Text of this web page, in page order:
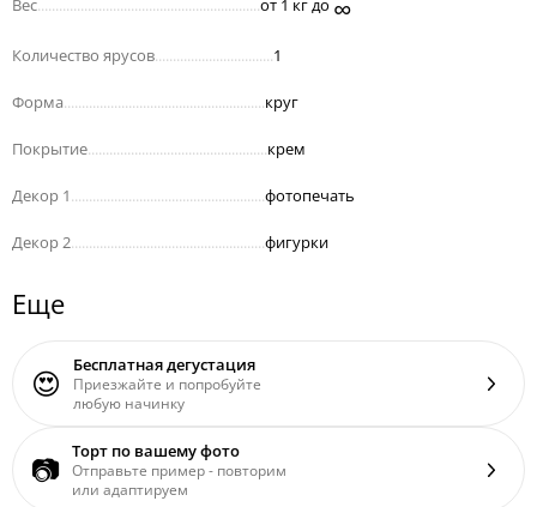
∞
Количество ярусов 1
Форма круг
Покрытие крем
Декор 1 фотопечать
Декор 2 фигурки
Еще
😍 Бесплатная дегустация
Приезжайте и попробуйте
любую начинку
📷 Торт по вашему фото
Отправьте пример - повторим
или адаптируем